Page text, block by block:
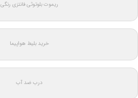
ریموت بلوتوثی فانتزی رنگی
خرید بلیط هواپیما
درب ضد آب